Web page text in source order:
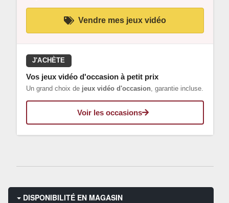
Vendre mes jeux vidéo
J'ACHÈTE
Vos jeux vidéo d'occasion à petit prix
Un grand choix de jeux vidéo d'occasion, garantie incluse.
Voir les occasions
DISPONIBILITÉ EN MAGASIN